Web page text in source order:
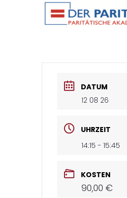
DATUM
12 08 26
UHRZEIT
14:15 - 15:45
KOSTEN
90,00 €